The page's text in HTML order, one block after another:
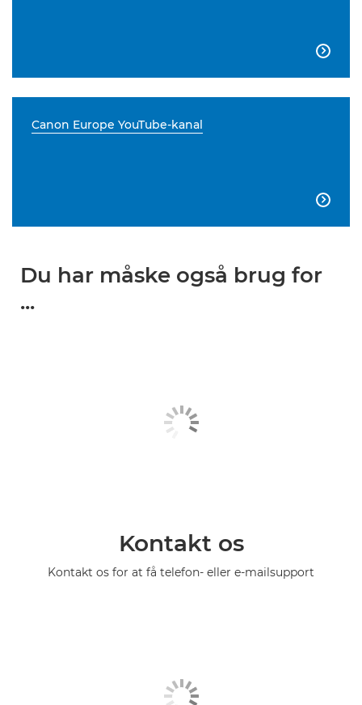

Canon Europe YouTube-kanal

Du har måske også brug for
...
Kontakt os
Kontakt os for at få telefon- eller e-mailsupport